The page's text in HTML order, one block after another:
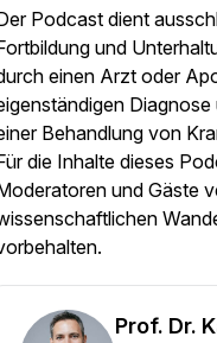
Podcast dient
und
einen Arzt oder
Behandlung von
die Inhalte dieses
und Gäste
Prof. Dr.